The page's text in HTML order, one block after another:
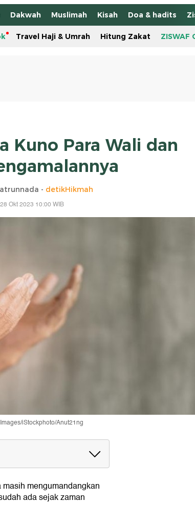
Dakwah Muslimah Kisah Doa & hadits
Travel Haji & Umrah Hitung Zakat ZISWAF
Kuno Para Wali dan
- detikHikmah
Okt 2023 10:00 WIB
iStockphoto/Anut21ng
Ati
mengumandangkan
ada sejak zaman